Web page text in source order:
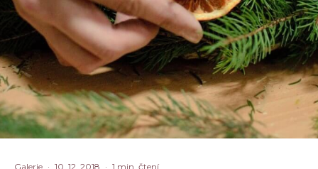
Galerie · 10. 12. 2018 · 1 min. čtení